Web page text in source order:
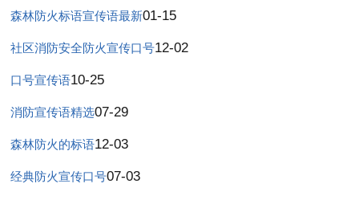
森林防火标语宣传语最新01-15
社区消防安全防火宣传口号12-02
口号宣传语10-25
消防宣传语精选07-29
森林防火的标语12-03
经典防火宣传口号07-03